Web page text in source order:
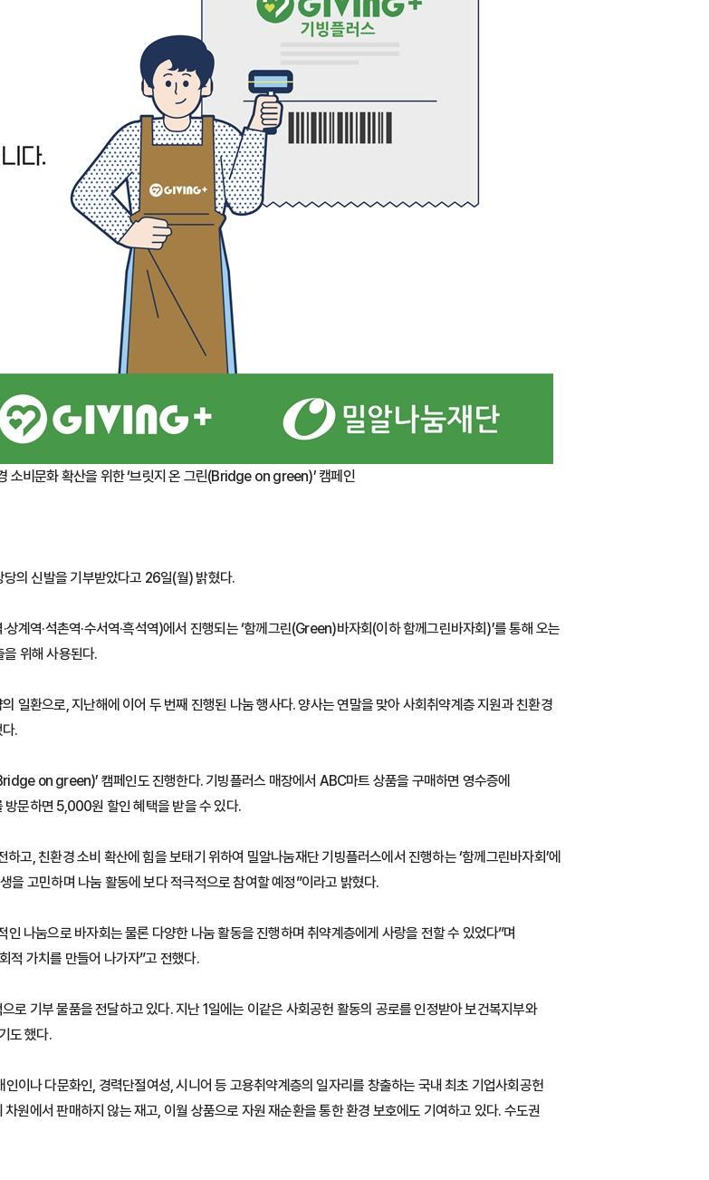
소비문화 확산을 위한 ‘브릿지 온 그린(Bridge on green)’ 캠페인
의 신발을 기부받았다고 26일(월) 밝혔다.
계역·석촌역·수서역·흑석역)에서 진행되는 ‘함께그린(Green)바자회(이하 함께그린바자회)’를 통해 오는
위해 사용된다.
일환으로, 지난해에 이어 두 번째 진행된 나눔 행사다. 양사는 연말을 맞아 사회취약계층 지원과 친환경
.
on green)’ 캠페인도 진행한다. 기빙플러스 매장에서 ABC마트 상품을 구매하면 영수증에
문하면 5,000원 할인 혜택을 받을 수 있다.
고, 친환경 소비 확산에 힘을 보태기 위하여 밀알나눔재단 기빙플러스에서 진행하는 ‘함께그린바자회’에
고민하며 나눔 활동에 보다 적극적으로 참여할 예정”이라고 밝혔다.
나눔으로 바자회는 물론 다양한 나눔 활동을 진행하며 취약계층에게 사랑을 전할 수 있었다”며
적 가치를 만들어 나가자”고 전했다.
로 기부 물품을 전달하고 있다. 지난 1일에는 이같은 사회공헌 활동의 공로를 인정받아 보건복지부와
도 했다.
이나 다문화인, 경력단절여성, 시니어 등 고용취약계층의 일자리를 창출하는 국내 최초 기업사회공헌
원에서 판매하지 않는 재고, 이월 상품으로 자원 재순환을 통한 환경 보호에도 기여하고 있다. 수도권